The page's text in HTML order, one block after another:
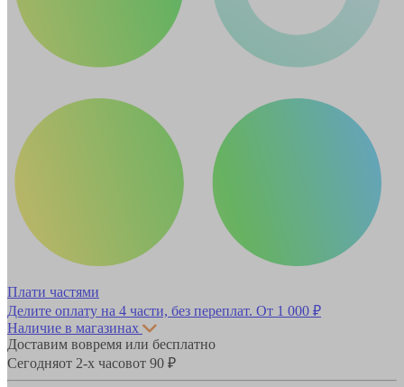
Плати частями
Делите оплату на 4 части, без переплат. От 1 000 ₽
Наличие в магазинах
Доставим вовремя или бесплатно
Сегодняот 2-х часовот 90 ₽